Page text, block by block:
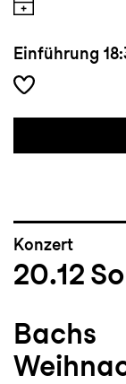
Einführung
Konzert
20.12
Bachs